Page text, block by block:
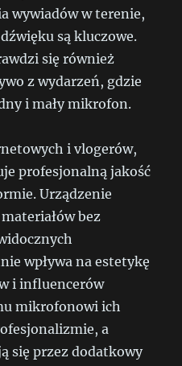
wywiadów w terenie,
są kluczowe.
się również
z wydarzeń, gdzie
i mały mikrofon.
i vlogerów,
profesjonalną jakość
Urządzenie
bez
wpływa na estetykę
i influencerów
mikrofonowi ich
a
się przez dodatkowy